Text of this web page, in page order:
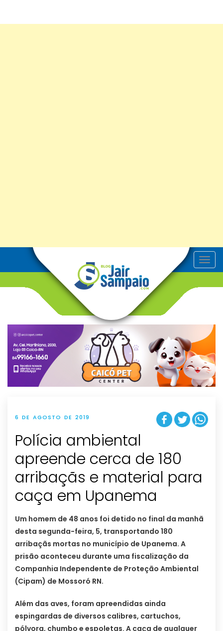
T
o
v
g
t
i
o
n
6 DE AGOSTO DE 2019
Polícia ambiental
apreende cerca de 180
arribaçãs e material para
caça em Upanema
Um homem de 48 anos foi detido no final da manhã
desta segunda-feira, 5, transportando 180
arribaçãs mortas no município de Upanema. A
prisão aconteceu durante uma fiscalização da
Companhia Independente de Proteção Ambiental
(Cipam) de Mossoró RN.
Além das aves, foram apreendidas ainda
espingardas de diversos calibres, cartuchos,
pólvora, chumbo e espoletas. A caça de qualquer